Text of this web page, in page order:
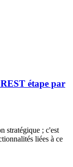
étape par
stratégique ; c'est
liées à ce